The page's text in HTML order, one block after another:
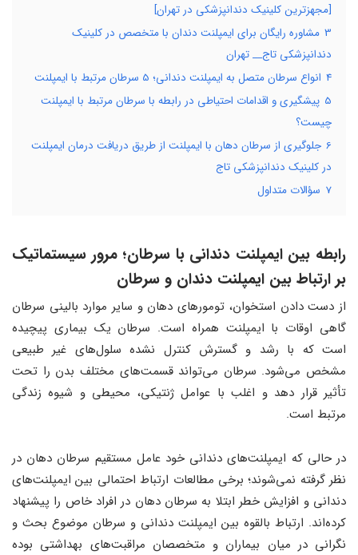
[مجهزترین کلینیک دندانپزشکی در تهران]
3 مشاوره رایگان برای ایمپلنت دندان با متخصص در کلینیک
دندانپزشکی تاج__ تهران
4 انواع سرطان متصل به ایمپلنت دندانی؛ 5 سرطان مرتبط با ایمپلنت
5 پیشگیری و اقدامات احتیاطی در رابطه با سرطان مرتبط با ایمپلنت
چیست؟
6 جلوگیری از سرطان دهان با ایمپلنت از طریق دریافت درمان ایمپلنت
در کلینیک دندانپزشکی تاج
7 سؤالات متداول
رابطه بین ایمپلنت دندانی با سرطان؛ مرور سیستماتیک
بر ارتباط بین ایمپلنت‌ دندان و سرطان
از دست دادن استخوان، تومورهای دهان و سایر موارد بالینی سرطان
گاهی اوقات با ایمپلنت همراه است. سرطان یک بیماری پیچیده
است که با رشد و گسترش کنترل نشده سلول‌های غیر طبیعی
مشخص می‌شود. سرطان می‌تواند قسمت‌های مختلف بدن را تحت
تأثیر قرار دهد و اغلب با عوامل ژنتیکی، محیطی و شیوه زندگی
مرتبط است.
در حالی که ایمپلنت‌های دندانی خود عامل مستقیم سرطان دهان در
نظر گرفته نمی‌شوند؛ برخی مطالعات ارتباط احتمالی بین ایمپلنت‌های
دندانی و افزایش خطر ابتلا به سرطان دهان در افراد خاص را پیشنهاد
کرده‌اند. ارتباط بالقوه بین ایمپلنت دندانی و سرطان موضوع بحث و
نگرانی در میان بیماران و متخصصان مراقبت‌های بهداشتی بوده